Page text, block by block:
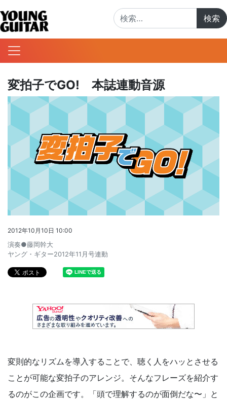
変拍子でGO! 本誌連動音源
2012年10月10日 10:00
演奏●藤岡幹大
ヤング・ギター2012年11月号連動
変則的なリズムを導入することで、聴く人をハッとさせる
ことが可能な変拍子のアレンジ。そんなフレーズを紹介す
るのがこの企画です。「頭で理解するのが面倒だな〜」と